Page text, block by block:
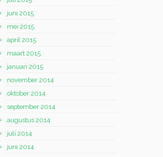
juni 2015
mei 2015
april 2015
maart 2015
januari 2015
november 2014
oktober 2014
september 2014
augustus 2014
juli 2014
juni 2014